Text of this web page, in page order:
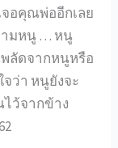
อคุณพ่ออีกเลย
ามหนู … หนู
ลัดจากหนูหรือ
ว่า หนูยังจะ
ว้จากข้าง